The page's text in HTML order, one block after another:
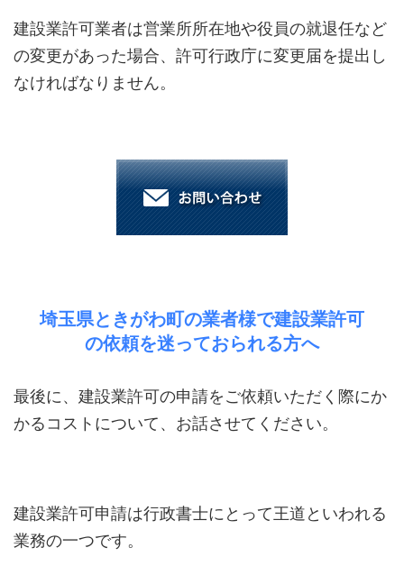
建設業許可業者は営業所所在地や役員の就退任など
の変更があった場合、許可行政庁に変更届を提出し
なければなりません。
埼玉県ときがわ町の業者様で建設業許可
の依頼を迷っておられる方へ
最後に、建設業許可の申請をご依頼いただく際にか
かるコストについて、お話させてください。
建設業許可申請は行政書士にとって王道といわれる
業務の一つです。